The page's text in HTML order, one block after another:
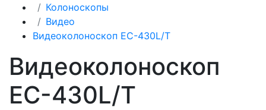
Колоноскопы
Видео
Видеоколоноскоп EС-430L/T
Видеоколоноскоп
EС-430L/T